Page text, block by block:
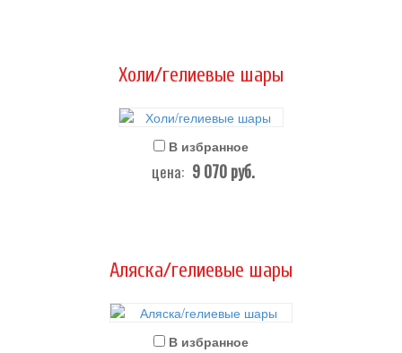
Холи/гелиевые шары
В избранное
цена: 9 070руб.
Аляска/гелиевые шары
В избранное